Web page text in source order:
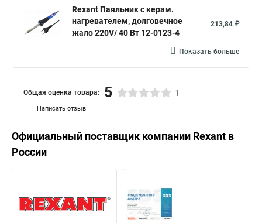
Rexant Паяльник с керам.
нагревателем, долговечное
жало 220V/ 40 Вт 12-0123-4
213,84 ₽
Показать больше
Написать отзыв
Общая оценка товара: 5 1
Официальный поставщик компании Rexant в
России